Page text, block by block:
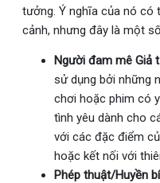
tưởng. Ý nghĩa của nó có
cảnh, nhưng đây là một
Người đam mê Giả
sử dụng bởi những
chơi hoặc phim có
tình yêu dành cho
với các đặc điểm
hoặc kết nối với
Phép thuật/Huyền